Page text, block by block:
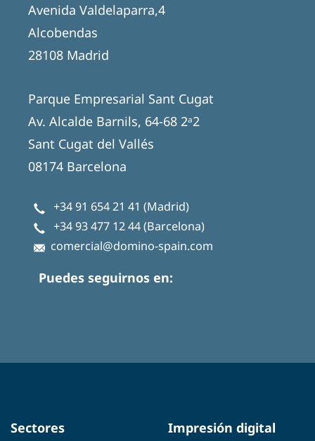
Avenida Valdelaparra,4
Alcobendas
28108 Madrid
Parque Empresarial Sant Cugat
Av. Alcalde Barnils, 64-68 2ᵃ2
Sant Cugat del Vallés
08174 Barcelona
+34 91 654 21 41 (Madrid)
+34 93 477 12 44(Barcelona)
comercial@domino-spain.com
Puedes seguirnos en:
Sectores
Impresión digital